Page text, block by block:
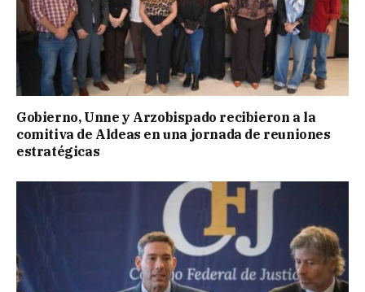
Gobierno, Unne y Arzobispado recibieron a la
comitiva de Aldeas en una jornada de reuniones
estratégicas